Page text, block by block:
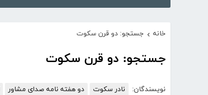
خانه › جستجو: دو قرن سکوت
جستجو: دو قرن سکوت
نویسندگان: نادر سکوت دو هفته نامه صدای مشاور